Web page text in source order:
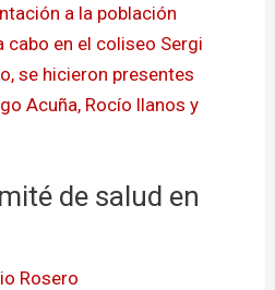
de salud en
Rosero